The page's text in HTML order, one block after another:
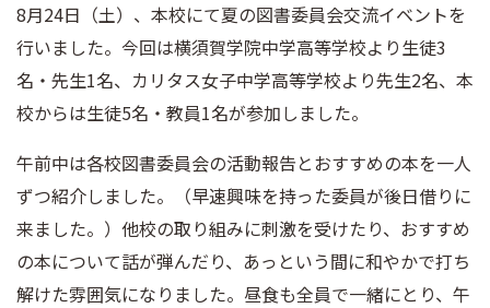
8月24日（土）、本校にて夏の図書委員会交流イベントを
行いました。今回は横須賀学院中学高等学校より生徒3
名・先生1名、カリタス女子中学高等学校より先生2名、本
校からは生徒5名・教員1名が参加しました。
午前中は各校図書委員会の活動報告とおすすめの本を一人
ずつ紹介しました。（早速興味を持った委員が後日借りに
来ました。）他校の取り組みに刺激を受けたり、おすすめ
の本について話が弾んだり、あっという間に和やかで打ち
解けた雰囲気になりました。昼食も全員で一緒にとり、午